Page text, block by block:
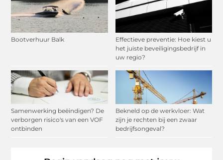
Bootverhuur Balk
Effectieve preventie: Hoe kiest u
het juiste beveiligingsbedrijf in
uw regio?
Samenwerking beëindigen? De
verborgen risico's van een VOF
ontbinden
Bekneld op de werkvloer: Wat
zijn je rechten bij een zwaar
bedrijfsongeval?